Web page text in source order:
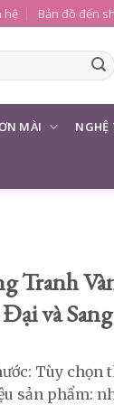
hệ Bản đồ đến
MÀI NGHỆ
Tranh
và
Tùy chọn
sản phẩm: